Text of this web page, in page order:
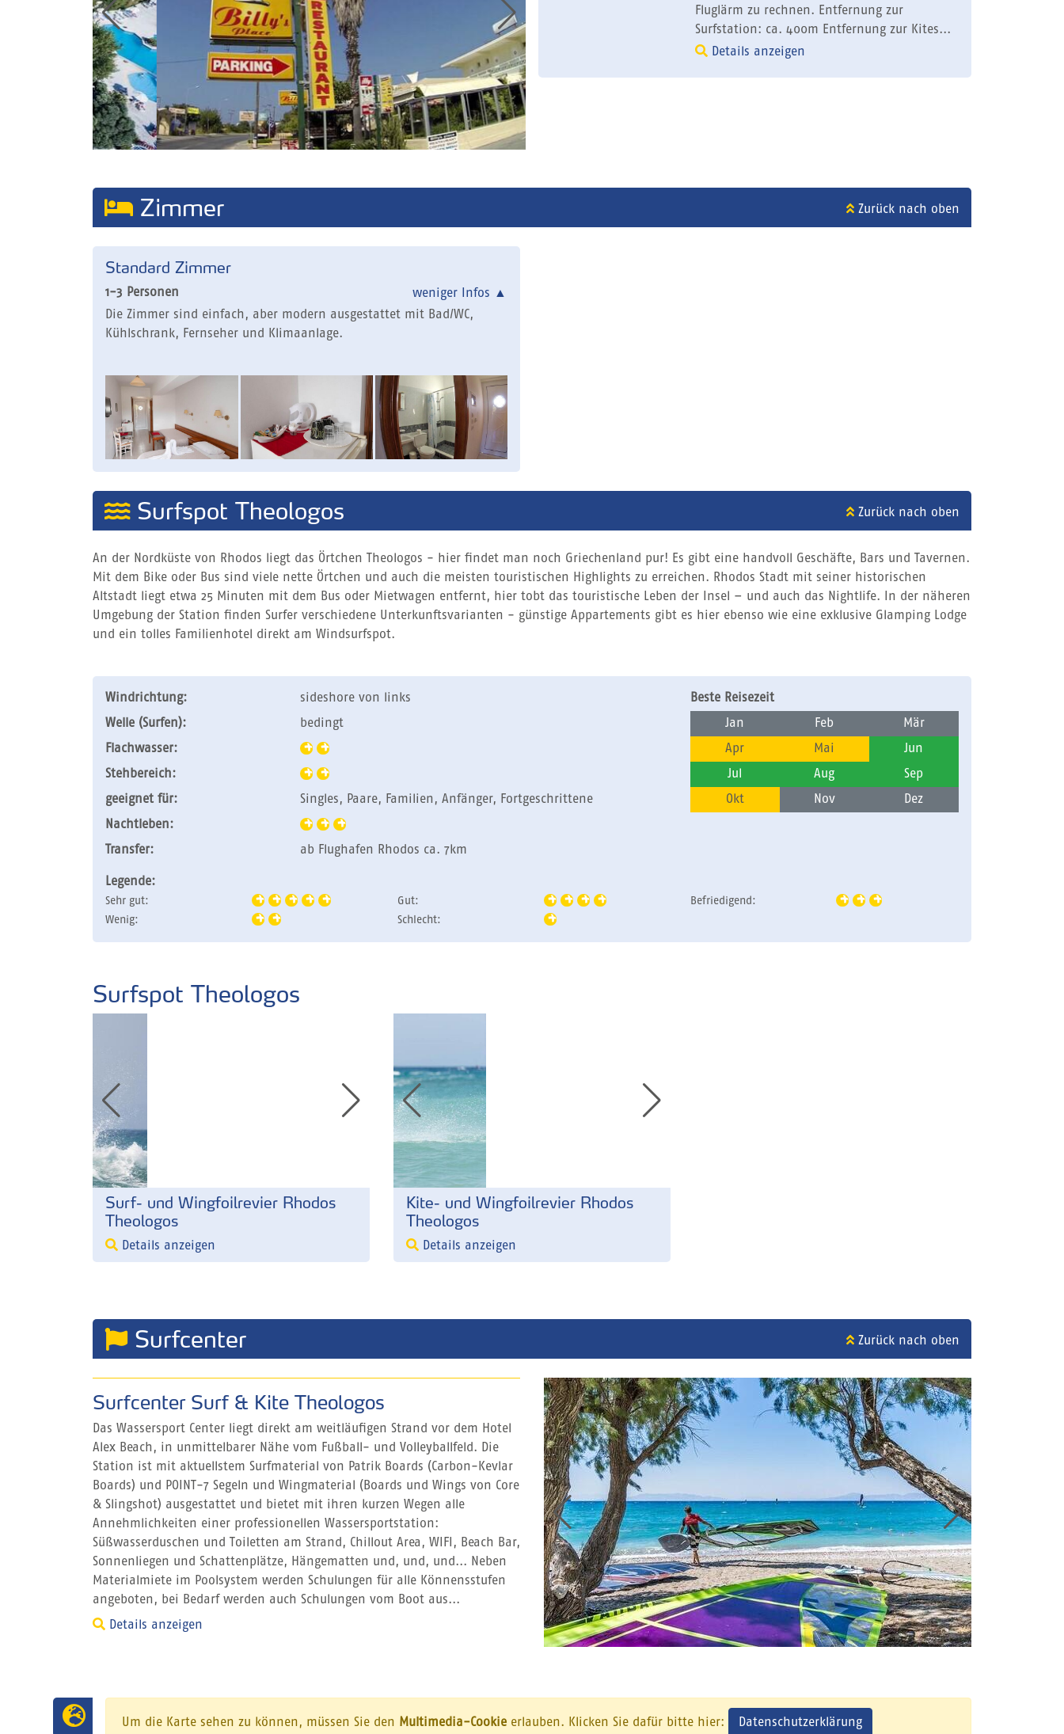
Fluglärm zu rechnen. Entfernung zur
Surfstation: ca. 400m Entfernung zur Kites...
Details anzeigen
Zimmer Zurück nach oben
Standard Zimmer
1-3 Personen weniger Infos ▲
Die Zimmer sind einfach, aber modern ausgestattet mit Bad/WC,
Kühlschrank, Fernseher und Klimaanlage.
Surfspot Theologos Zurück nach oben
An der Nordküste von Rhodos liegt das Örtchen Theologos - hier findet man noch Griechenland pur! Es gibt eine handvoll Geschäfte, Bars und Tavernen.
Mit dem Bike oder Bus sind viele nette Örtchen und auch die meisten touristischen Highlights zu erreichen. Rhodos Stadt mit seiner historischen
Altstadt liegt etwa 25 Minuten mit dem Bus oder Mietwagen entfernt, hier tobt das touristische Leben der Insel – und auch das Nightlife. In der näheren
Umgebung der Station finden Surfer verschiedene Unterkunftsvarianten - günstige Appartements gibt es hier ebenso wie eine exklusive Glamping Lodge
und ein tolles Familienhotel direkt am Windsurfspot.
Windrichtung:
sideshore von links
Welle (Surfen):
bedingt
Flachwasser:
Stehbereich:
geeignet für:
Singles, Paare, Familien, Anfänger, Fortgeschrittene
Nachtleben:
Transfer:
ab Flughafen Rhodos ca. 7km
Beste Reisezeit
Jan
Feb
Mär
Apr
Mai
Jun
Jul
Aug
Sep
Okt
Nov Dez
Legende:
Sehr gut: Gut:
Befriedigend:
Wenig:
Schlecht:
Surfspot Theologos
Surf- und Wingfoilrevier Rhodos
Theologos
Details anzeigen
Kite- und Wingfoilrevier Rhodos
Theologos
Details anzeigen
Surfcenter Zurück nach oben
Surfcenter Surf & Kite Theologos
Das Wassersport Center liegt direkt am weitläufigen Strand vor dem Hotel
Alex Beach, in unmittelbarer Nähe vom Fußball- und Volleyballfeld. Die
Station ist mit aktuellstem Surfmaterial von Patrik Boards (Carbon-Kevlar
Boards) und POINT-7 Segeln und Wingmaterial (Boards und Wings von Core
& Slingshot) ausgestattet und bietet mit ihren kurzen Wegen alle
Annehmlichkeiten einer professionellen Wassersportstation:
Süßwasserduschen und Toiletten am Strand, Chillout Area, WIFI, Beach Bar,
Sonnenliegen und Schattenplätze, Hängematten und, und, und... Neben
Materialmiete im Poolsystem werden Schulungen für alle Könnensstufen
angeboten, bei Bedarf werden auch Schulungen vom Boot aus...
Details anzeigen
Um die Karte sehen zu können, müssen Sie den Multimedia-Cookie erlauben. Klicken Sie dafür bitte hier: Datenschutzerklärung